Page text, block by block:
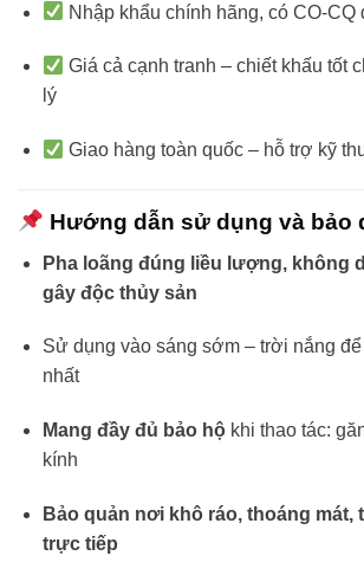
Nhập khẩu chính hãng, có CO-CQ
Giá cả cạnh tranh – chiết khấu tốt
lý
Giao hàng toàn quốc – hỗ trợ kỹ
Hướng dẫn sử dụng và bảo
Pha loãng đúng liều lượng, không
gây độc thủy sản
Sử dụng vào sáng sớm – trời nắng
nhất
Mang đầy đủ bảo hộkhi thao tác:
kính
Bảo quản nơi khô ráo, thoáng mát,
trực tiếp